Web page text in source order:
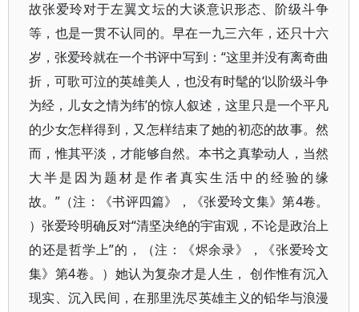
故张爱玲对于左翼文坛的大谈意识形态、阶级斗争
等，也是一贯不认同的。早在一九三六年，还只十六
岁，张爱玲就在一个书评中写到：“这里并没有离奇曲
折，可歌可泣的英雄美人，也没有时髦的‘以阶级斗争
为经，儿女之情为纬’的惊人叙述，这里只是一个平凡
的少女怎样得到，又怎样结束了她的初恋的故事。然
而，惟其平淡，才能够自然。本书之真挚动人，当然
大半是因为题材是作者真实生活中的经验的缘
故。”（注：《书评四篇》，《张爱玲文集》第4卷。
）张爱玲明确反对“清坚决绝的宇宙观，不论是政治上
的还是哲学上”的，（注：《烬余录》，《张爱玲文
集》第4卷。）她认为复杂才是人生， 创作惟有沉入
现实、沉入民间，在那里洗尽英雄主义的铅华与浪漫